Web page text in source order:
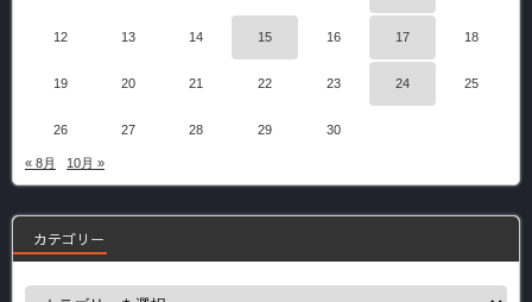
12 13 14 15 16 17 18
19 20 21 22 23 24 25
26 27 28 29 30
« 8月 10月 »
カテゴリー
カ